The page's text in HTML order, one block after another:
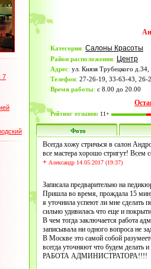
7
Категория: Салоны Красоты
Район расположения: Центр
Адрес: ул. Князя Трубецкого
Телефон: 27-26-19, 33-63-43, 26-
Время работы: с 8.00 до 20.00
Рейтинг отзывов: 11+
Фото
Всегда хожу стричься в салон
все мастера хорошо стригут! Всем
+ Александр 14.05.2017 (19:37)
Записала предварительно на
Пришла во время, прождала 15
я уточнила успеют ли мне сделать
сильно удивилась что еще и
В чем тогда заключается работа
записывала ни одного вопроса не
В Москве это самой собой
всегда уточняют что будем
РАБОТА АДМИНИСТРАТОРА!!!!